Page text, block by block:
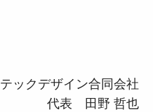
テックデザイン合同会社
代表 田野 哲也